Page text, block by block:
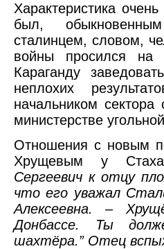
Характеристика
был,
сталинцем, словом,
войны просился на
Караганду
неплохих
начальником сектора
министерстве
Отношения с новым
Хрущевым у
Сергеевич к отцу
что его уважал
Алексеевна. –
Донбассе. Ты
шахтёра.” Отец